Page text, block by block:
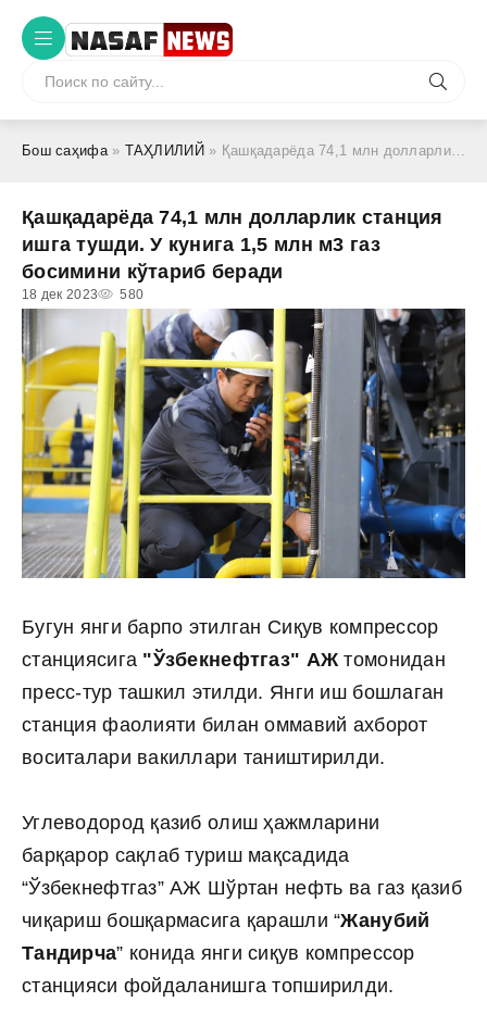
Бош саҳифа» ТАҲЛИЛИЙ » Қашқадарёда 74,1 млн долларлик станция ишга тушди. У кунига 1,5 млн м3 газ босимини кўтариб беради
Қашқадарёда 74,1 млн долларлик станция
ишга тушди. У кунига 1,5 млн м3 газ
босимини кўтариб беради
18 дек 2023 580
Бугун янги барпо этилган Сиқув компрессор
станциясига "Ўзбекнефтгаз" АЖ томонидан
пресс-тур ташкил этилди. Янги иш бошлаган
станция фаолияти билан оммавий ахборот
воситалари вакиллари таништирилди.
Углеводород қазиб олиш ҳажмларини
барқарор сақлаб туриш мақсадида
“Ўзбекнефтгаз” АЖ Шўртан нефть ва газ қазиб
чиқариш бошқармасига қарашли “Жанубий
Тандирча” конида янги сиқув компрессор
станцияси фойдаланишга топширилди.